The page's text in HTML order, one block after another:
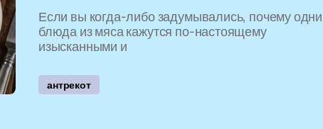
Если вы когда-либо задумывались, почему одни
блюда из мяса кажутся по-настоящему
изысканными и
антрекот